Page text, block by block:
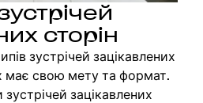
сторін
зустрічей зацікавлених
має свою мету та формат.
зацікавлених